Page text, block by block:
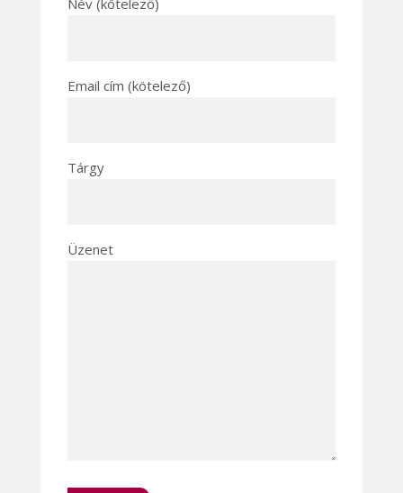
Név (kötelező)
Email cím (kötelező)
Tárgy
Üzenet